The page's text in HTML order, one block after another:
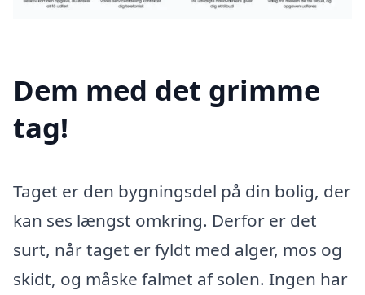
Dem med det grimme
tag!
Taget er den bygningsdel på din bolig, der
kan ses længst omkring. Derfor er det
surt, når taget er fyldt med alger, mos og
skidt, og måske falmet af solen. Ingen har